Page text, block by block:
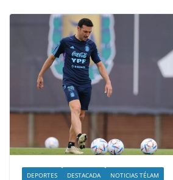
DEPORTES DESTACADA NOTICIAS TÉLAM